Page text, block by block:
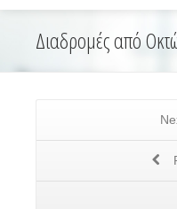
Διαδρομές από